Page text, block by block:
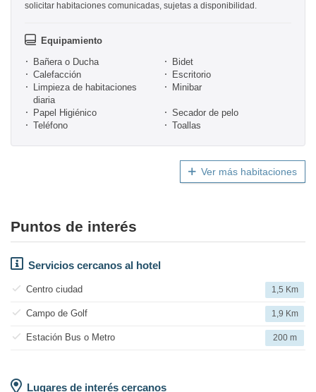
solicitar habitaciones comunicadas, sujetas a disponibilidad.
Equipamiento
Bañera o Ducha
Bidet
Calefacción
Escritorio
Limpieza de habitaciones
diaria
Minibar
Papel Higiénico
Secador de pelo
Teléfono
Toallas
Ver más habitaciones
Puntos de interés
Servicios cercanos al hotel
Centro ciudad 1,5 Km
Campo de Golf 1,9 Km
Estación Bus o Metro 200 m
Lugares de interés cercanos